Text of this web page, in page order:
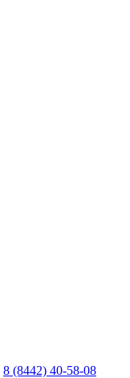
8 (8442) 40-58-08